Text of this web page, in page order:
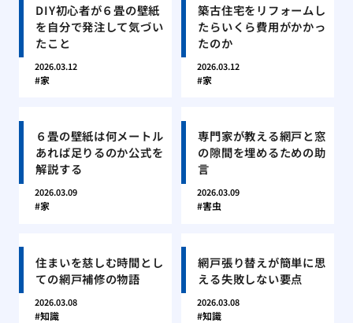
DIY初心者が６畳の壁紙
を自分で発注して気づい
たこと
2026.03.12
家
築古住宅をリフォームし
たらいくら費用がかかっ
たのか
2026.03.12
家
６畳の壁紙は何メートル
あれば足りるのか公式を
解説する
2026.03.09
家
専門家が教える網戸と窓
の隙間を埋めるための助
言
2026.03.09
害虫
住まいを慈しむ時間とし
ての網戸補修の物語
2026.03.08
知識
網戸張り替えが簡単に思
える失敗しない要点
2026.03.08
知識